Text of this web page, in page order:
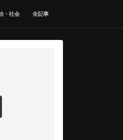
・社会 全記事